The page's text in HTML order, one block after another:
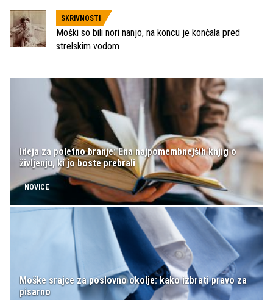
SKRIVNOSTI
Moški so bili nori nanjo, na koncu je končala pred
strelskim vodom
Ideja za poletno branje: Ena najpomembnejših knjig o
življenju, ki jo boste prebrali
NOVICE
Moške srajce za poslovno okolje: kako izbrati pravo za
pisarno